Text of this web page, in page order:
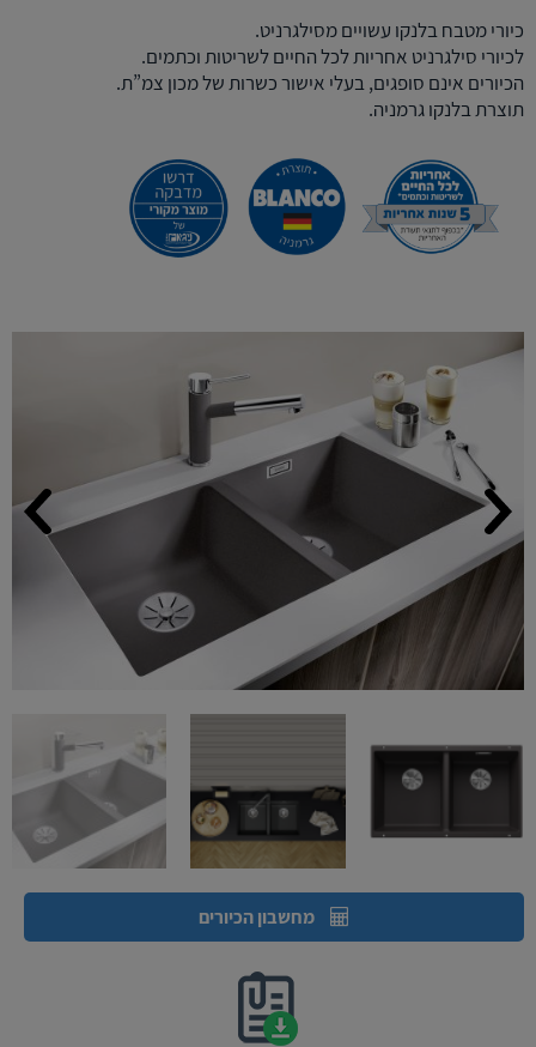
כיורי מטבח בלנקו עשויים מסילגרניט.
לכיורי סילגרניט אחריות לכל החיים לשריטות וכתמים.
הכיורים אינם סופגים, בעלי אישור כשרות של מכון צמ”ת.
תוצרת בלנקו גרמניה.
מחשבון הכיורים